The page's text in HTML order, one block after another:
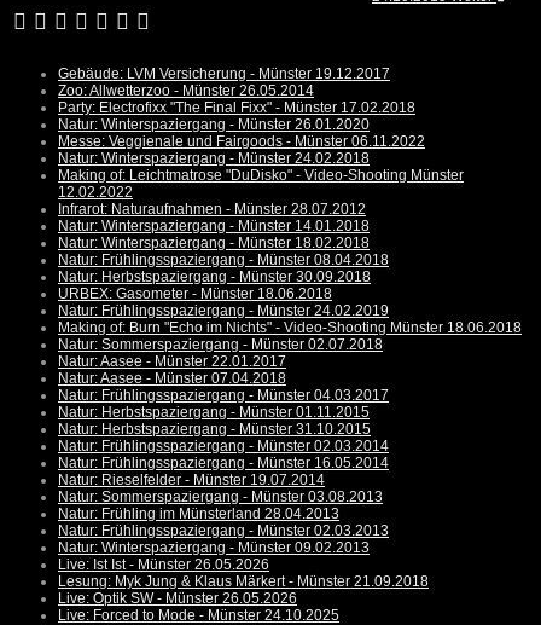
Gebäude: LVM Versicherung - Münster 19.12.2017
Zoo: Allwetterzoo - Münster 26.05.2014
Party: Electrofixx "The Final Fixx" - Münster 17.02.2018
Natur: Winterspaziergang - Münster 26.01.2020
Messe: Veggienale und Fairgoods - Münster 06.11.2022
Natur: Winterspaziergang - Münster 24.02.2018
Making of: Leichtmatrose "DuDisko" - Video-Shooting Münster
12.02.2022
Infrarot: Naturaufnahmen - Münster 28.07.2012
Natur: Winterspaziergang - Münster 14.01.2018
Natur: Winterspaziergang - Münster 18.02.2018
Natur: Frühlingsspaziergang - Münster 08.04.2018
Natur: Herbstspaziergang - Münster 30.09.2018
URBEX: Gasometer - Münster 18.06.2018
Natur: Frühlingsspaziergang - Münster 24.02.2019
Making of: Burn "Echo im Nichts" - Video-Shooting Münster 18.06.2018
Natur: Sommerspaziergang - Münster 02.07.2018
Natur: Aasee - Münster 22.01.2017
Natur: Aasee - Münster 07.04.2018
Natur: Frühlingsspaziergang - Münster 04.03.2017
Natur: Herbstspaziergang - Münster 01.11.2015
Natur: Herbstspaziergang - Münster 31.10.2015
Natur: Frühlingsspaziergang - Münster 02.03.2014
Natur: Frühlingsspaziergang - Münster 16.05.2014
Natur: Rieselfelder - Münster 19.07.2014
Natur: Sommerspaziergang - Münster 03.08.2013
Natur: Frühling im Münsterland 28.04.2013
Natur: Frühlingsspaziergang - Münster 02.03.2013
Natur: Winterspaziergang - Münster 09.02.2013
Live: Ist Ist - Münster 26.05.2026
Lesung: Myk Jung & Klaus Märkert - Münster 21.09.2018
Live: Optik SW - Münster 26.05.2026
Live: Forced to Mode - Münster 24.10.2025